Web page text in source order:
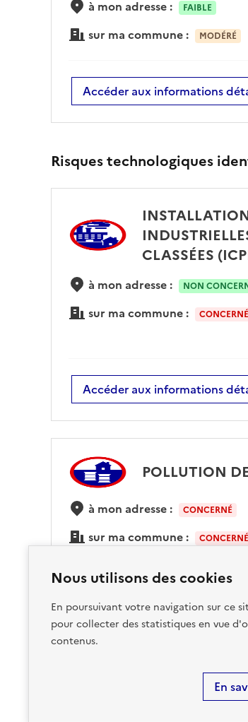
Nous utilisons des cookies
En poursuivant votre navigation sur ce
pour collecter des statistiques en vue
contenus.
En
à mon adresse : FAIBLE
sur ma commune : MODÉRÉ
Accéder aux informations
Risques technologiques
CLASSÉES
à mon adresse : NON
sur ma commune : CONCERNÉ
Accéder aux informations
POLLUTION
à mon adresse : CONCERNÉ
sur ma commune : CONCERNÉ